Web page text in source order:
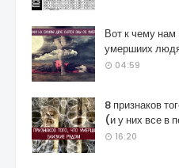
Вот к чему
умершиих
04:59
8 признаков
(и у них все в
16:20